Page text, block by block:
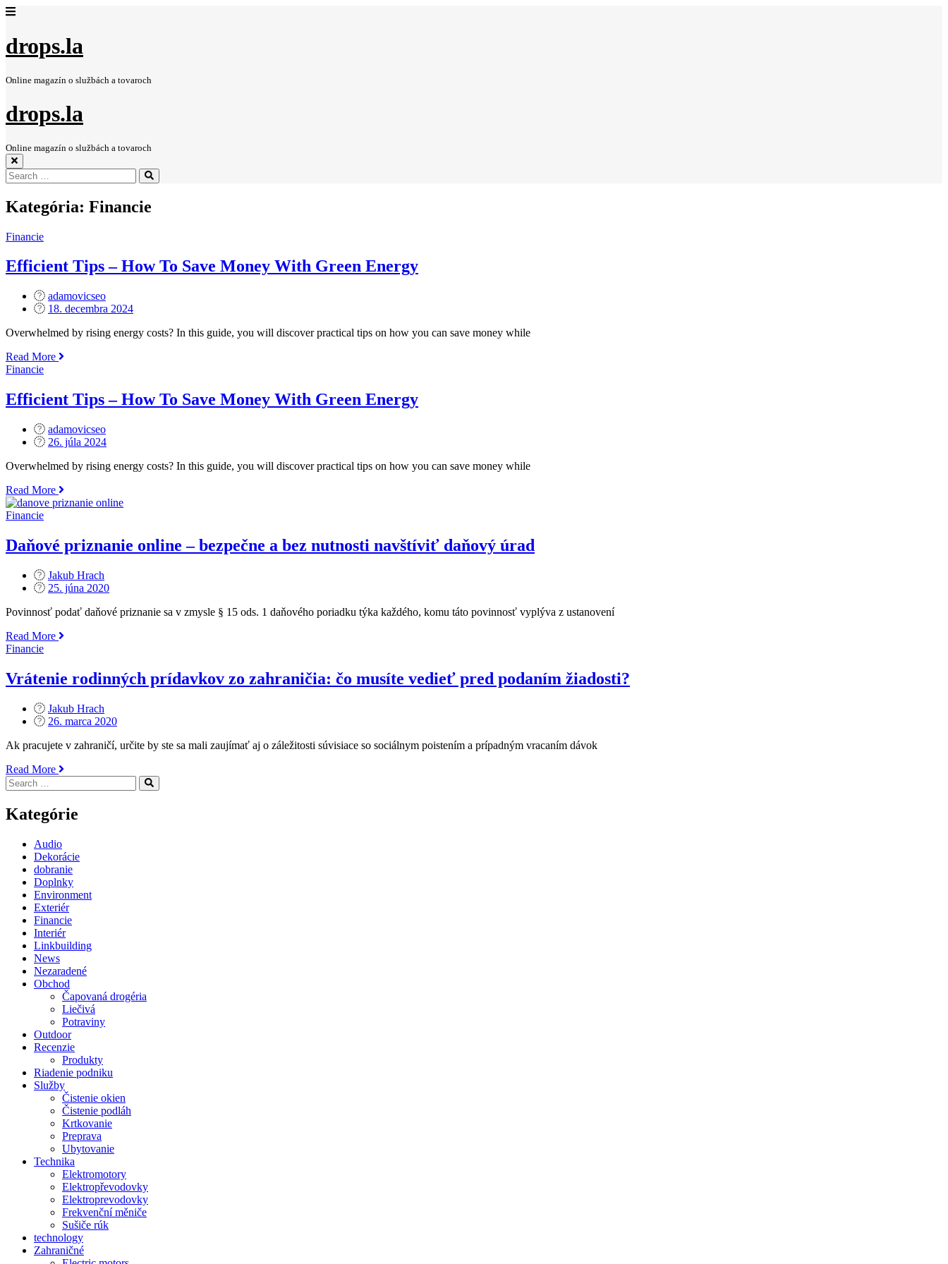
drops.la
Online magazín o službách a tovaroch
drops.la
Online magazín o službách a tovaroch
Search
for:
Search
Kategória: Financie
Financie
Efficient Tips – How To Save Money With Green Energy
adamovicseo
Posted
18. decembra 2024
Overwhelmed by rising energy costs? In this guide, you will discover practical tips on how you can save money while
Read More
How
To
Money
With
Energy“
Financie
Efficient Tips – How To Save Money With Green Energy
adamovicseo
Posted
26. júla 2024
Overwhelmed by rising energy costs? In this guide, you will discover practical tips on how you can save money while
Read More
Tips
Save
With
Green
Financie
Daňové priznanie online – bezpečne a bez nutnosti navštíviť daňový úrad
Jakub Hrach
Posted
25. júna 2020
Povinnosť podať daňové priznanie sa v zmysle § 15 ods. 1 daňového poriadku týka každého, komu táto povinnosť vyplýva z ustanovení
Read More
bezpečne
bez
nutnosti
daňový
Financie
Vrátenie rodinných prídavkov zo zahraničia: čo musíte vedieť pred podaním žiadosti?
Jakub Hrach
Posted
26. marca 2020
Ak pracujete v zahraničí, určite by ste sa mali zaujímať aj o záležitosti súvisiace so sociálnym poistením a prípadným vracaním dávok
Read More
prídavkov
zo
zahraničia:
vedieť
pred
podaním
žiadosti?“
Search
for:
Search
Kategórie
Audio
Dekorácie
dobranie
Doplnky
Environment
Exteriér
Financie
Interiér
Linkbuilding
News
Nezaradené
Obchod
Čapovaná drogéria
Liečivá
Potraviny
Outdoor
Recenzie
Produkty
Riadenie podniku
Služby
Čistenie okien
Čistenie podláh
Krtkovanie
Preprava
Ubytovanie
Technika
Elektromotory
Elektropřevodovky
Elektroprevodovky
Frekvenční měniče
Sušiče rúk
technology
Zahraničné